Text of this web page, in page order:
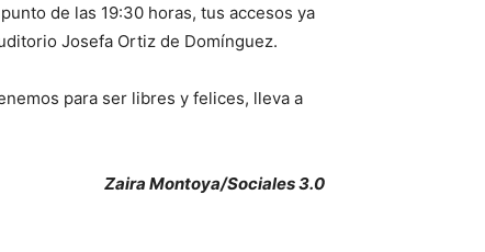
de las 19:30 horas, tus accesos ya
Josefa Ortiz de Domínguez.
para ser libres y felices, lleva a
Zaira Montoya/Sociales 3.0